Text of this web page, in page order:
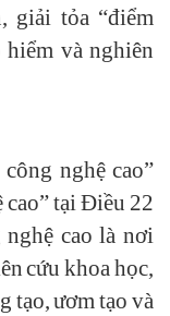
giải tỏa “điểm
và nghiên
nghệ cao”
tại Điều 22
cao là nơi
cứu khoa học,
tạo, ươm tạo và